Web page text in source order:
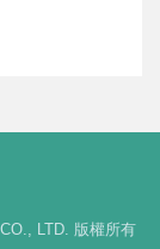
LTD. 版權所有